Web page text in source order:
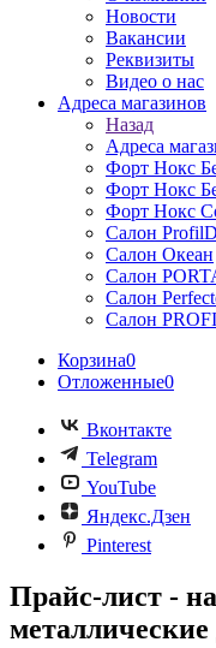
Новости
Вакансии
Реквизиты
Видео о нас
Адреса магазинов
Назад
Адреса
Форт Нокс
Форт Нокс
Форт Нокс
Салон
Салон Океан
Салон
Салон
Салон
Корзина0
Отложенные0
Вконтакте
Telegram
YouTube
Яндекс.Дзен
Pinterest
Прайс-лист -
металлические